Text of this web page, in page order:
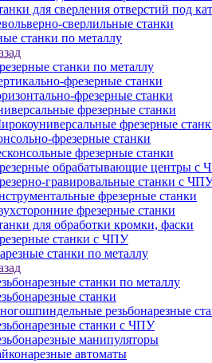
для сверления отверстий под
сверлильные станки
станки по металлу
станки по металлу
фрезерные станки
фрезерные станки
фрезерные станки
фрезерные
фрезерные станки
фрезерные станки
обрабатывающие центры с
гравировальные станки с
фрезерные станки
фрезерные станки
для обработки кромки, фаски
станки с ЧПУ
станки по металлу
станки по металлу
станки
резьбонарезные
станки с ЧПУ
манипуляторы
автоматы